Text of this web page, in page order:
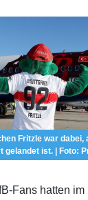
Fritzle war
gelandet ist. | Foto:
Fans hatten